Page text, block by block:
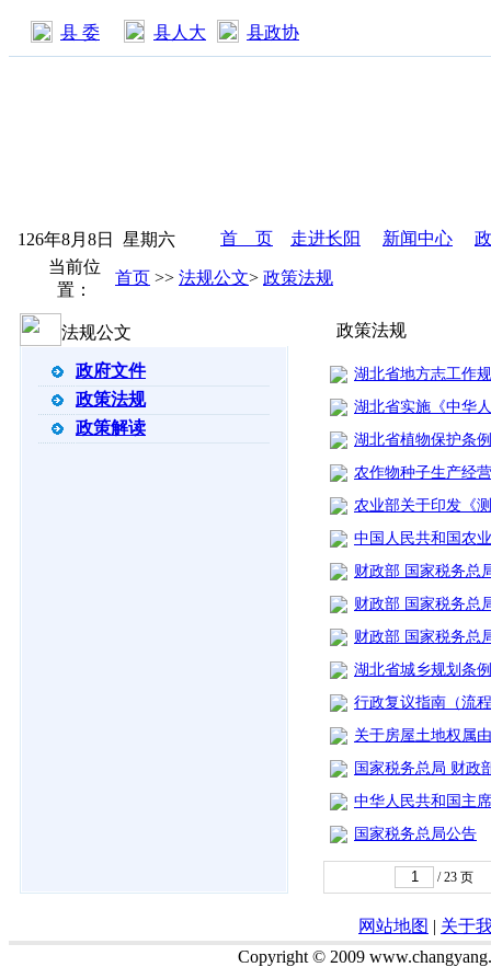
县 委 县人大 县政协
126年8月8日 星期六 首 页 走进长阳 新闻中心
当前位
置：
首页 >> 法规公文> 政策法规
法规公文
政府文件
政策法规
政策解读
政策法规
湖北省地方志工作
湖北省实施《中华
湖北省植物保护条例
农作物种子生产经
农业部关于印发《
中国人民共和国农
财政部 国家税务总
财政部 国家税务总
财政部 国家税务总
湖北省城乡规划条例
行政复议指南（流
关于房屋土地权属
国家税务总局 财政
中华人民共和国主
国家税务总局公告
/23 页
网站地图 | 关于
Copyright © 2009